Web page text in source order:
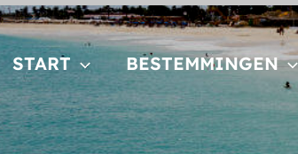
START BESTEMMINGEN